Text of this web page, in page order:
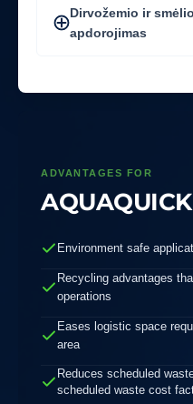
Dirvožemio ir
apdorojimas
ADVANTAGES FOR
Environment safe
Recycling advantages
operations
Eases logistic space
area
Reduces scheduled
scheduled waste cost